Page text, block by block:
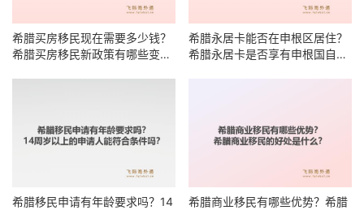
希腊买房移民现在需要多少钱？
希腊买房移民新政策有哪些变
希腊永居卡能否在申根区居住？
希腊永居卡是否享有申根国自由
希腊移民申请有年龄要求吗？14
希腊商业移民有哪些优势？希腊